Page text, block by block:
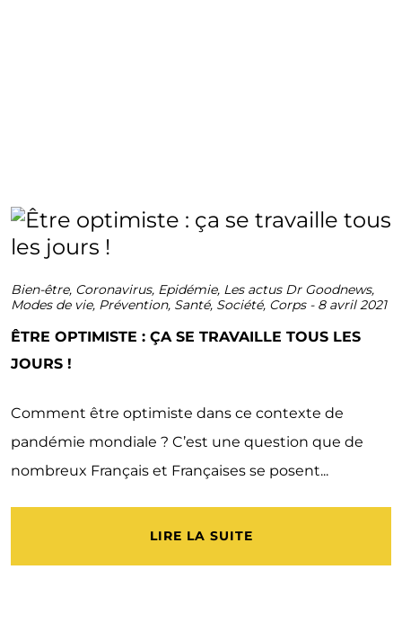
Bien-être, Coronavirus, Epidémie, Les actus Dr Goodnews,
Modes de vie, Prévention, Santé, Société, Corps- 8 avril 2021
ÊTRE OPTIMISTE : ÇA SE TRAVAILLE TOUS LES
JOURS !
Comment être optimiste dans ce contexte de
pandémie mondiale ? C’est une question que de
nombreux Français et Françaises se posent...
LIRE LA SUITE